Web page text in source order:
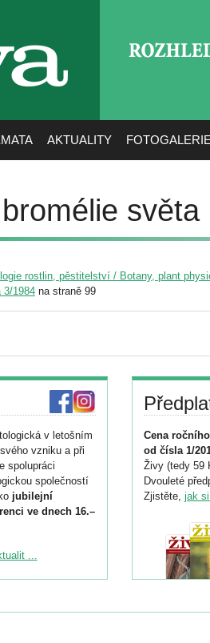
AKTUALITY
světa
rostlin, pěstitelství / Botany, plant
3/1984 na straně 99
v letošním
vzniku a při
spolupráci
společností
jubilejní
ve dnech 16.–
konferenci
do 6. září.
...
Cena
od čísla 1/
Živy (tedy 59
Dvouleté
Zjistěte, jak